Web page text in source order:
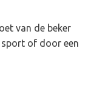
van de beker
sport of door een